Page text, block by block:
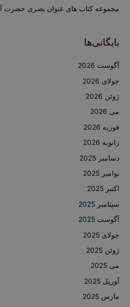
مجموعه کتاب های عنوان بصری حضرت
بایگانی‌ها
آگوست 2026
جولای 2026
ژوئن 2026
می 2026
فوریه 2026
ژانویه 2026
دسامبر 2025
نوامبر 2025
اکتبر 2025
سپتامبر 2025
آگوست 2025
جولای 2025
ژوئن 2025
می 2025
آوریل 2025
مارس 2025